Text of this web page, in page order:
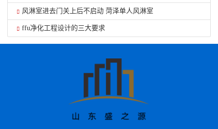
风淋室进去门关上后不启动 菏泽单人风淋室
ffu净化工程设计的三大要求